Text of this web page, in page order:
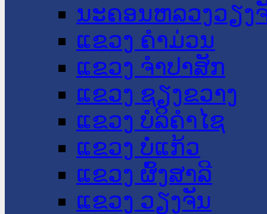
ນະ​ຄອນ​ຫລວງວຽງ
ແຂວງ ຄໍາມ່ວນ
ແຂວງ ຈໍາປາສັກ
ແຂວງ ຊຽງຂວາງ
ແຂວງ ບໍລິຄໍາໄຊ
ແຂວງ ບໍ່ແກ້ວ
ແຂວງ ຜົ້ງສາລີ
ແຂວງ ວຽງຈັນ